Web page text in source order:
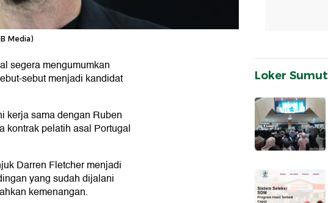
Media)
segera mengumumkan
sebut menjadi kandidat
kerja sama dengan Ruben
kontrak pelatih asal Portugal
Darren Fletcher menjadi
yang sudah dijalani
kemenangan.
Loker Sumut